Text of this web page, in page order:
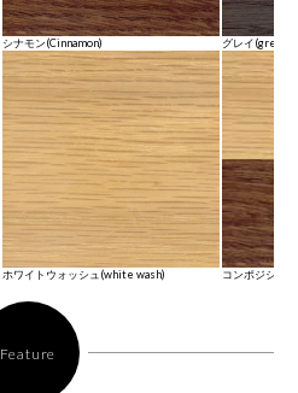
シナモン(Cinnamon) グレイ(grey)
ホワイトウォッシュ(white wash)
コンポジショ
Feature